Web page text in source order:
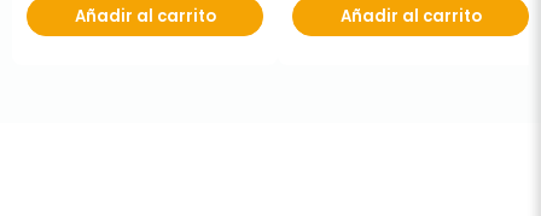
Añadir al carrito Añadir al carrito